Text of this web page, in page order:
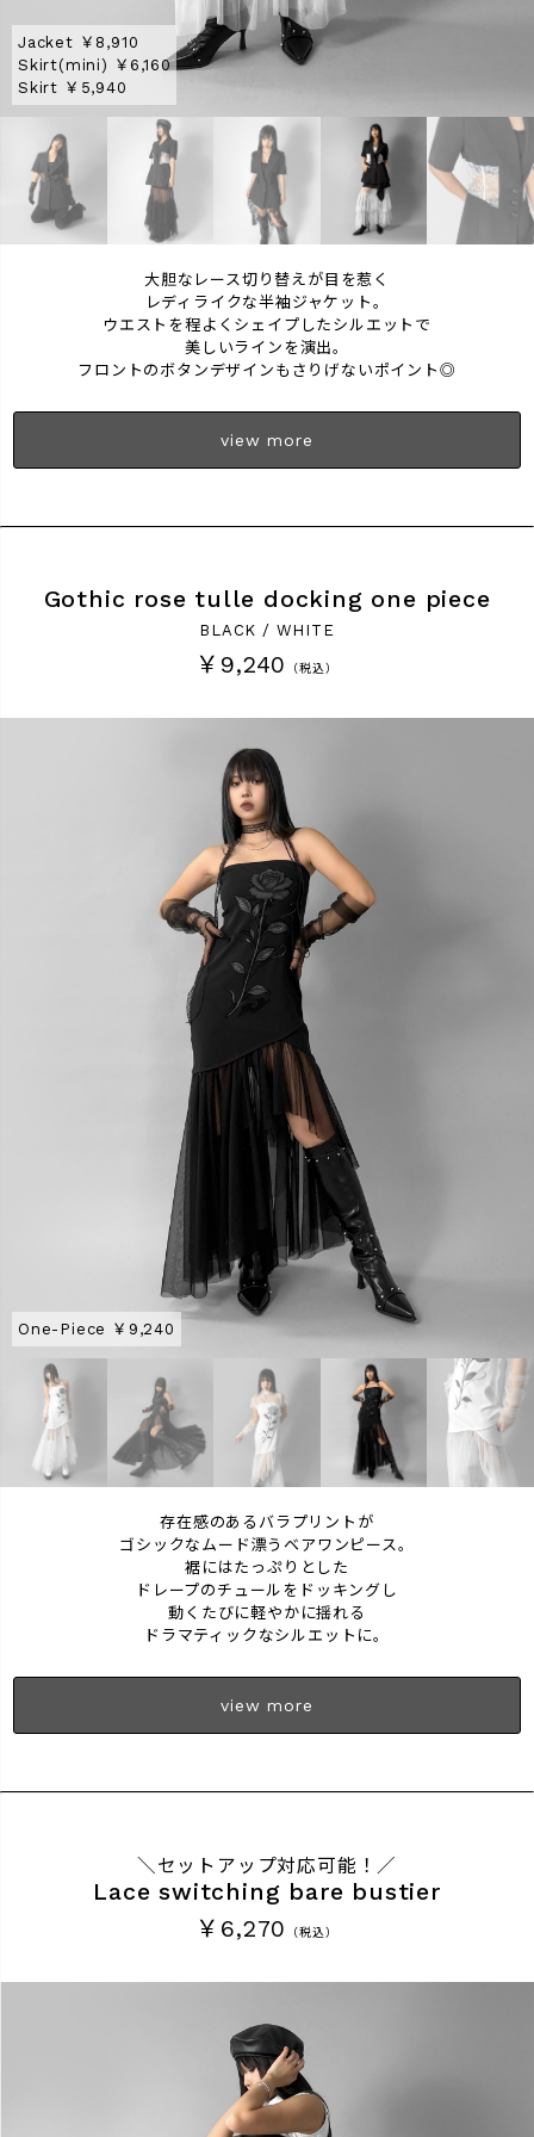
Jacket ￥8,910
Pants ￥8,910
Jacket ￥8,910
Skirt ￥5,940
Jacket ￥8,910
Jacket ￥8,910
Skirt(mini) ￥6,160
Skirt ￥5,940
Jacket ￥8,910
大胆なレース切り替えが目を惹く
レディライクな半袖ジャケット。
ウエストを程よくシェイプしたシルエットで
美しいラインを演出。
フロントのボタンデザインもさりげないポイント◎
view more
Gothic rose tulle docking one piece
BLACK / WHITE
￥9,240 （税込）
One-Piece ￥9,240
One-Piece ￥9,240
Layered Tops ￥3,520
One-Piece ￥9,240
One-Piece ￥9,240
存在感のあるバラプリントが
ゴシックなムード漂うベアワンピース。
裾にはたっぷりとした
ドレープのチュールをドッキングし
動くたびに軽やかに揺れる
ドラマティックなシルエットに。
view more
＼セットアップ対応可能！／
Lace switching bare bustier
￥6,270
（税込）